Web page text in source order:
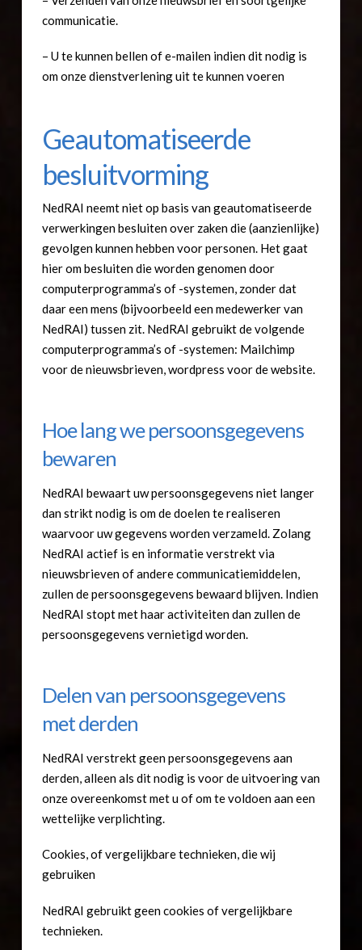
communicatie.
– U te kunnen bellen of e-mailen indien dit nodig is
om onze dienstverlening uit te kunnen voeren
Geautomatiseerde
besluitvorming
NedRAI neemt niet op basis van geautomatiseerde
verwerkingen besluiten over zaken die (aanzienlijke)
gevolgen kunnen hebben voor personen. Het gaat
hier om besluiten die worden genomen door
computerprogramma’s of -systemen, zonder dat
daar een mens (bijvoorbeeld een medewerker van
NedRAI) tussen zit. NedRAI gebruikt de volgende
computerprogramma’s of -systemen: Mailchimp
voor de nieuwsbrieven, wordpress voor de website.
Hoe lang we persoonsgegevens
bewaren
NedRAI bewaart uw persoonsgegevens niet langer
dan strikt nodig is om de doelen te realiseren
waarvoor uw gegevens worden verzameld. Zolang
NedRAI actief is en informatie verstrekt via
nieuwsbrieven of andere communicatiemiddelen,
zullen de persoonsgegevens bewaard blijven. Indien
NedRAI stopt met haar activiteiten dan zullen de
persoonsgegevens vernietigd worden.
Delen van persoonsgegevens
met derden
NedRAI verstrekt geen persoonsgegevens aan
derden, alleen als dit nodig is voor de uitvoering van
onze overeenkomst met u of om te voldoen aan een
wettelijke verplichting.
Cookies, of vergelijkbare technieken, die wij
gebruiken
NedRAI gebruikt geen cookies of vergelijkbare
technieken.